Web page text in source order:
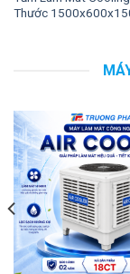
Thước